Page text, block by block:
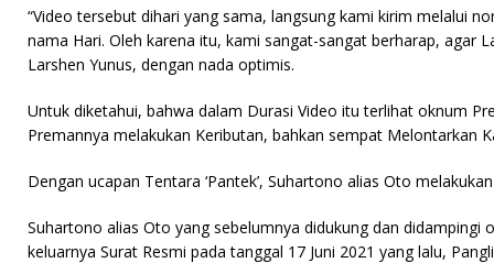
“Video tersebut dihari yang sama, langsung kami kirim melalui
nama Hari. Oleh karena itu, kami sangat-sangat berharap, agar
Larshen Yunus, dengan nada optimis.
Untuk diketahui, bahwa dalam Durasi Video itu terlihat oknum
Premannya melakukan Keributan, bahkan sempat Melontarkan
Dengan ucapan Tentara ‘Pantek’, Suhartono alias Oto
Suhartono alias Oto yang sebelumnya didukung dan didampingi
keluarnya Surat Resmi pada tanggal 17 Juni 2021 yang lalu,